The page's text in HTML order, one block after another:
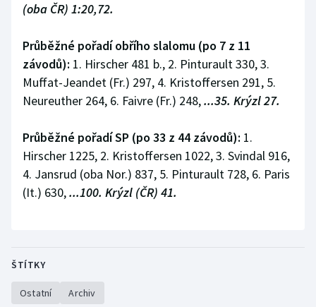
Vodní slalom
Volejbal
Ostatní
(oba ČR) 1:20,72.
Průběžné pořadí obřího slalomu (po 7 z 11
závodů): 1. Hirscher 481 b., 2. Pinturault 330, 3.
Muffat-Jeandet (Fr.) 297, 4. Kristoffersen 291, 5.
Neureuther 264, 6. Faivre (Fr.) 248,...35. Krýzl 27.
Průběžné pořadí SP (po 33 z 44 závodů): 1.
Hirscher 1225, 2. Kristoffersen 1022, 3. Svindal 916,
4. Jansrud (oba Nor.) 837, 5. Pinturault 728, 6. Paris
(It.) 630,...100. Krýzl (ČR) 41.
ŠTÍTKY
Ostatní Archiv